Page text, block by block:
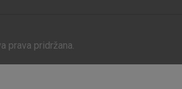
prava pridržana.